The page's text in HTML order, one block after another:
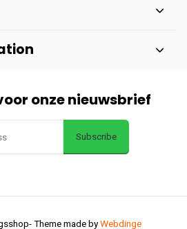
onze nieuwsbrief
Subscribe
- Theme made byWebdinge